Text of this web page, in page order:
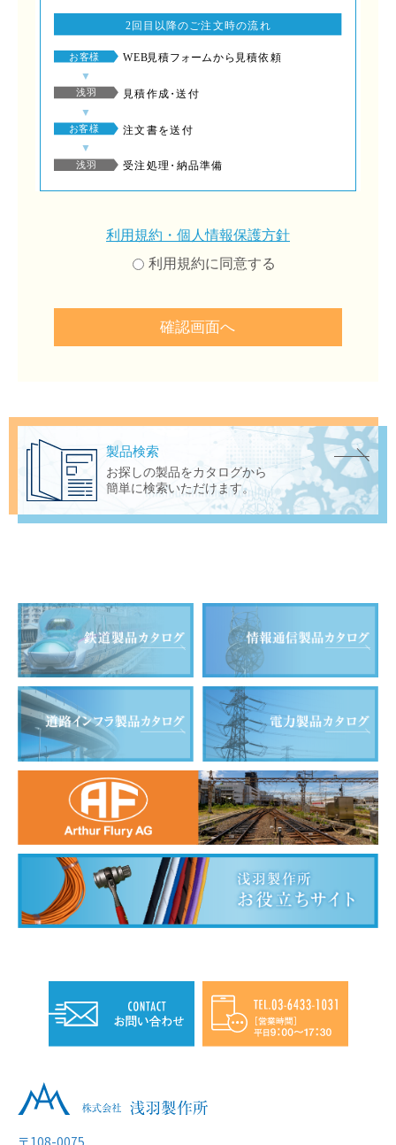
利⽤規約・個⼈情報保護⽅針
利⽤規約に同意する
確認画面へ
製品検索
お探しの製品をカタログから
簡単に検索いただけます。
〒108-0075